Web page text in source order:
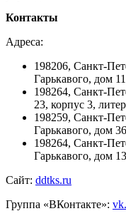
Контакты
Адреса:
198206, Санкт-
Гарькавого, дом
198264, Санкт-
23, корпус 3,
198259, Санкт-
Гарькавого, дом
198264, Санкт-
Гарькавого, дом
Сайт: ddtks.ru
Группа «ВКонтакте»: